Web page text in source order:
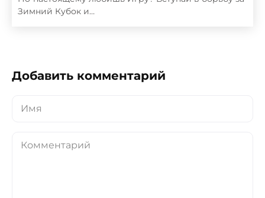
Зимний Кубок и…
Добавить комментарий